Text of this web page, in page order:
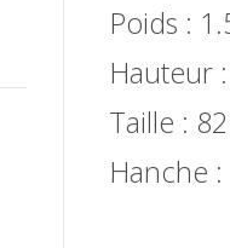
Poids :
Hauteur
Taille :
Hanche